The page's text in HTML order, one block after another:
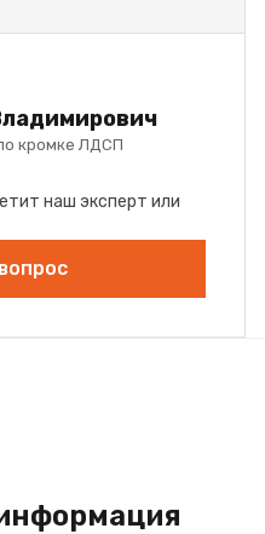
кромке ЛДСП
наш эксперт или